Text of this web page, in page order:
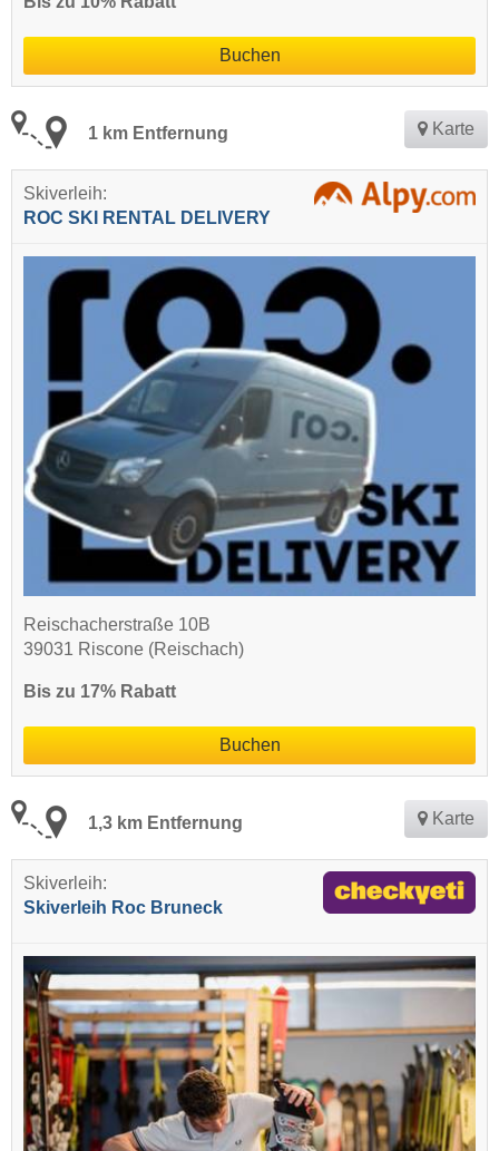
Buchen
1 km Entfernung Karte
Skiverleih:
ROC SKI RENTAL DELIVERY
Reischacherstraße 10B
39031 Riscone (Reischach)
Bis zu 17% Rabatt
Buchen
1,3 km Entfernung Karte
Skiverleih:
Skiverleih Roc Bruneck